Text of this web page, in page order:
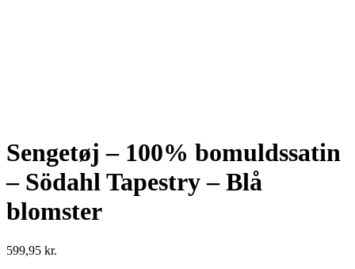
Sengetøj – 100% bomuldssatin
– Södahl Tapestry – Blå
blomster
599,95 kr.